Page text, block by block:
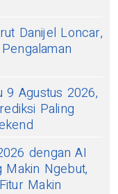
Danijel Loncar,
9 Agustus 2026,
Paling
dengan AI
Makin Ngebut,
Makin